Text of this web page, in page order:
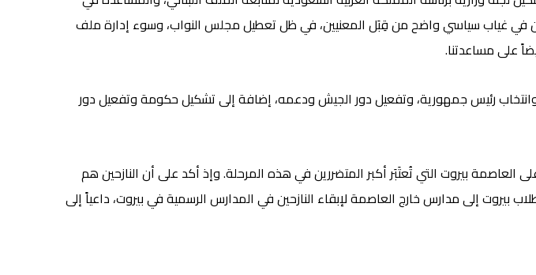
في غياب سياسي واضح من قِبَل المعنيين، في ظل تعطيل مجلس النواب، وسوء إدارة ملف
على مساعدتنا.
اليوم هي لوقف الحرب وتطبيق القرار 1701 بكافة مندرجاته، وانتخاب رئيس جمهورية، وتفعيل دور الجيش ودعمه، إضافة إلى تشكيل حكومة وتفعيل دور
بيروت التي تُعتَبَر أكبر المتضررين في هذه المرحلة. وإذ أكد على أن النازحين هم
بيروت إلى مدارس خارج العاصمة لإبقاء النازحين في المدارس الرسمية في بيروت، داعياً إلى